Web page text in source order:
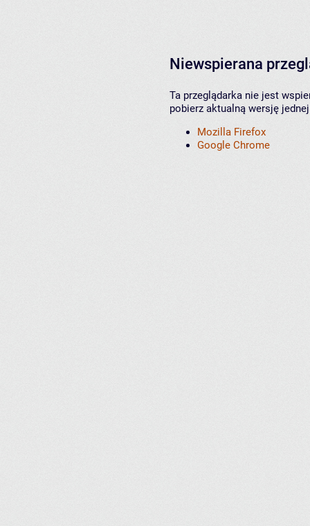
Niewspierana
Ta przeglądarka nie jest
pobierz aktualną wersję
Mozilla Firefox
Google Chrome